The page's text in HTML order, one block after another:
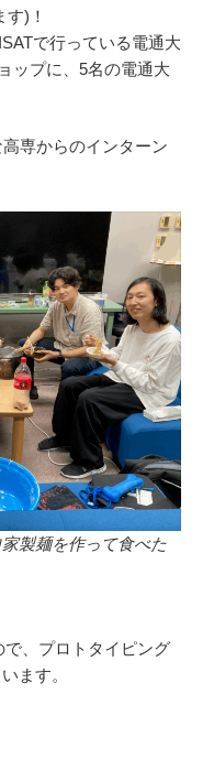
)！
で行っている電通大
ップに、5名の電通大
専からのインターン
製麺を作って食べた
で、プロトタイピング
ます。